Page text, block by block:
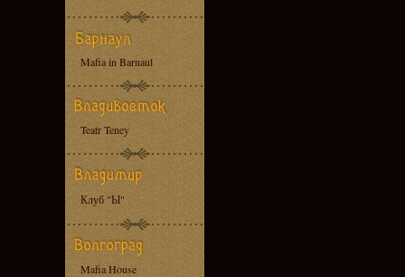
Mafia in Barnaul
Teatr Teney
Клуб "Ы"
Mafia House